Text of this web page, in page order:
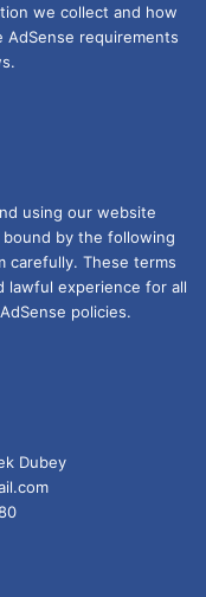
we collect and how
requirements
using our website
by the following
carefully. These terms
lawful experience for all
policies.
Dubey